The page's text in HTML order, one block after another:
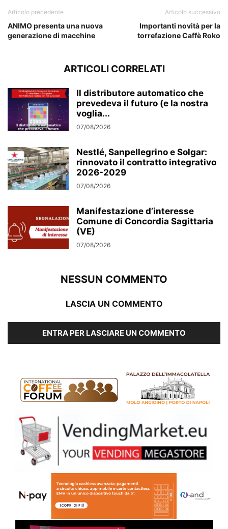
Articolo precedente
ANIMO presenta una nuova
generazione di macchine
Articolo successivo
Importanti novità per la
torrefazione Caffè Roko
ARTICOLI CORRELATI
Il distributore automatico che
prevedeva il futuro (e la nostra
voglia...
07/08/2026
Nestlé, Sanpellegrino e Solgar:
rinnovato il contratto integrativo
2026-2029
07/08/2026
Manifestazione d’interesse
Comune di Concordia Sagittaria
(VE)
07/08/2026
NESSUN COMMENTO
LASCIA UN COMMENTO
ENTRA PER LASCIARE UN COMMENTO